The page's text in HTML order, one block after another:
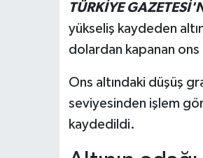
TÜRKİYE
yükseliş kaydeden
dolardan kapanan
Ons altındaki düşüş
seviyesinden işlem
kaydedildi.